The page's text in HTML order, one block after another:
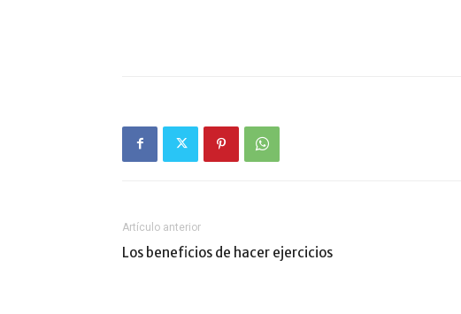
Artículo anterior
Los beneficios de hacer ejercicios